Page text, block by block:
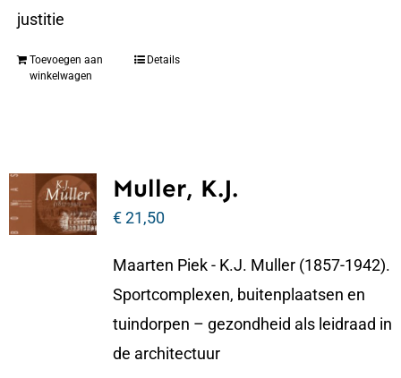
justitie
Toevoegen aan
winkelwagen
Details
Muller, K.J.
€21,50
Maarten Piek - K.J. Muller (1857-1942).
Sportcomplexen, buitenplaatsen en
tuindorpen – gezondheid als leidraad in
de architectuur